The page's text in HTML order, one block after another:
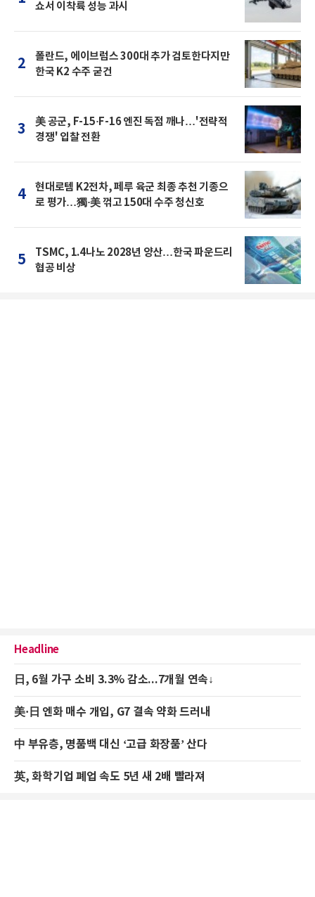
쇼서 이착륙 성능 과시
2
폴란드, 에이브럼스 300대 추가 검토한다지만
한국 K2 수주 굳건
3
美 공군, F-15·F-16 엔진 독점 깨나…'전략적
경쟁' 입찰 전환
4
현대로템 K2전차, 페루 육군 최종 추천 기종으
로 평가…獨·美 꺾고 150대 수주 청신호
5
TSMC, 1.4나노 2028년 양산…한국 파운드리
협공 비상
Headline
日, 6월 가구 소비 3.3% 감소...7개월 연속↓
美·日 엔화 매수 개입, G7 결속 약화 드러내
中 부유층, 명품백 대신 ‘고급 화장품’ 산다
英, 화학기업 폐업 속도 5년 새 2배 빨라져